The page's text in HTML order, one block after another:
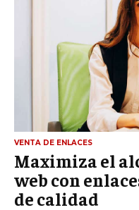
VENTA DE ENLACES
Maximiza el
web con
de calidad